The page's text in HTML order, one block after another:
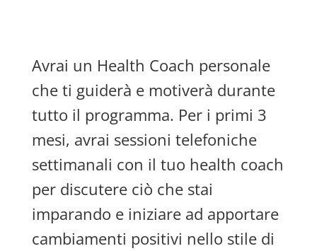
Avrai un Health Coach personale
che ti guiderà e motiverà durante
tutto il programma. Per i primi 3
mesi, avrai sessioni telefoniche
settimanali con il tuo health coach
per discutere ciò che stai
imparando e iniziare ad apportare
cambiamenti positivi nello stile di